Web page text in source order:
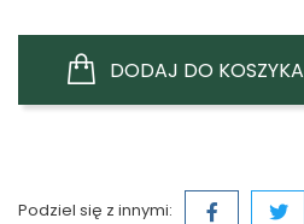
DODAJ DO KOSZYKA
Podziel się z innymi: